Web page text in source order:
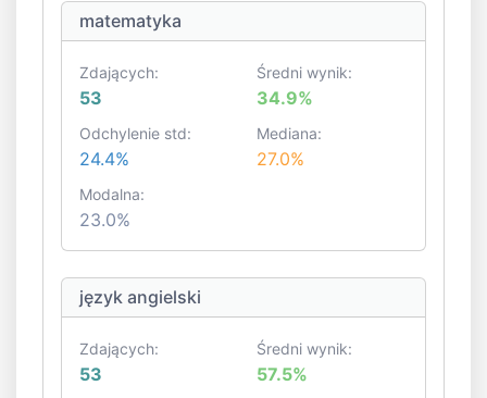
matematyka
Zdających:
53
Średni wynik:
34.9%
Odchylenie std:
24.4%
Mediana:
27.0%
Modalna:
23.0%
język angielski
Zdających:
53
Średni wynik:
57.5%